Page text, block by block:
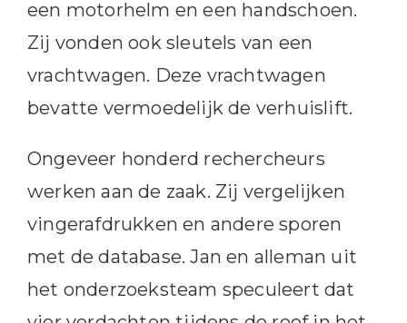
een motorhelm en een handschoen.
Zij vonden ook sleutels van een
vrachtwagen. Deze vrachtwagen
bevatte vermoedelijk de verhuislift.
Ongeveer honderd rechercheurs
werken aan de zaak. Zij vergelijken
vingerafdrukken en andere sporen
met de database. Jan en alleman uit
het onderzoeksteam speculeert dat